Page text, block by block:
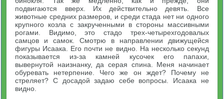
подвигаются вверх. Их действительно девять. Все
животные средних размеров, и среди стада нет ни одного
крупного козла с закрученными в стороны массивными
рогами. Видимо, это стадо трех-четырехгодовалых
самцов и самок. Смотрю в направлении движущейся
фигуры Исаака. Его почти не видно. На несколько секунд
показывается из-за камней кусочек его папахи,
вывернутой наизнанку, да серая спина. Меня начинает
обуревать нетерпение. Чего же он ждет? Почему не
стреляет? С досадой задаю себе вопросы. Исаака не
видно.